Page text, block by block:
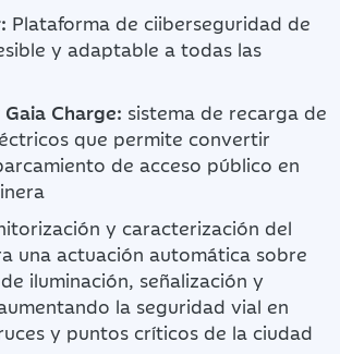
Plataforma de ciiberseguridad de
y adaptable a todas las
Charge: sistema de recarga de
que permite convertir
de acceso público en
y caracterización del
una actuación automática sobre
iluminación, señalización y
la seguridad vial en
y puntos críticos de la ciudad